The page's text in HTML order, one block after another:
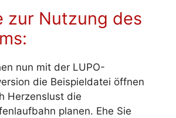
zur Nutzung des
nun mit der LUPO-
die Beispieldatei öffnen
Herzenslust die
planen. Ehe Sie